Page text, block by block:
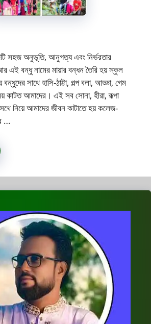
সহজ অনুভূতি, আনুগত্য এবং নির্ভরতার
এই বন্ধু নামের মায়ার বন্ধন তৈরি হয় স্কুল
সাথে হাসি-ঠাট্টা, গল্প বলা, আড্ডা, গেম
কাটত আমাদের। এই সব সোনা, হীরা, রূপা
নিয়ে আমাদের জীবন কাটাতে হয় কলেজ-
…